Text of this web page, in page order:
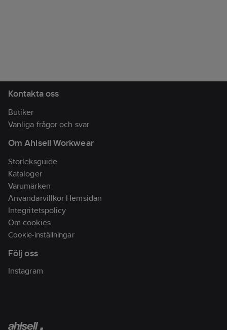
Kontakta oss
Butiker
Vanliga frågor och svar
Om Ahlsell Workwear
Storleksguide
Kataloger
Varumärken
Användarvillkor Hemsidan
Integritetspolicy
Om cookies
Cookie-inställningar
Följ oss
Instagram